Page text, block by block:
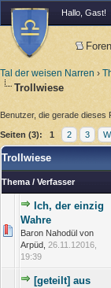
Hallo, Gast!
Tal der weisen Narren ›
Trollwiese
Benutzer, die gerade
Seiten (3): 1 2 3
Trollwiese
Thema / Verfasser
Ich, der einzig
Wahre
Baron Nahodül von
Arpüd, 26.11.12016,
19:39
[geteilt] aus